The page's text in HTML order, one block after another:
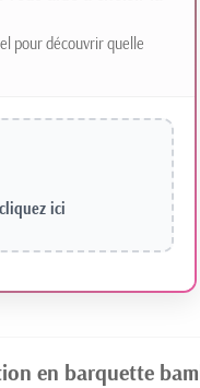
pour découvrir quelle
cliquez ici
en barquette